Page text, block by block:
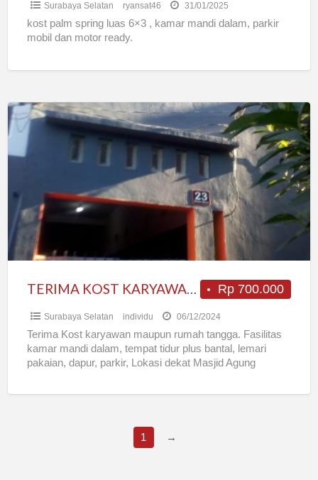
Surabaya Selatan ryansat46 31/01/2025
kost palm spring luas 6×3 , kamar mandi dalam, parkir
mobil dan motor ready.
TERIMA
KOST
KARYAWAN
TANGGA
Rp 700.000
TERIMA KOST KARYAWAN DAN RUMAH TANGGA
Surabaya Selatan individu 06/12/2024
Terima Kost karyawan maupun rumah tangga. Fasilitas
kamar mandi dalam, tempat tidur plus bantal, lemari
pakaian, dapur, parkir, Lokasi dekat Masjid Agung
1 →